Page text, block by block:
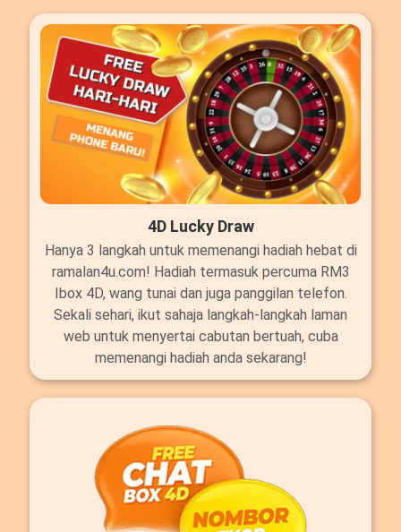
4D Lucky Draw
Hanya 3 langkah untuk memenangi hadiah hebat di
ramalan4u.com! Hadiah termasuk percuma RM3
Ibox 4D, wang tunai dan juga panggilan telefon.
Sekali sehari, ikut sahaja langkah-langkah laman
web untuk menyertai cabutan bertuah, cuba
memenangi hadiah anda sekarang!